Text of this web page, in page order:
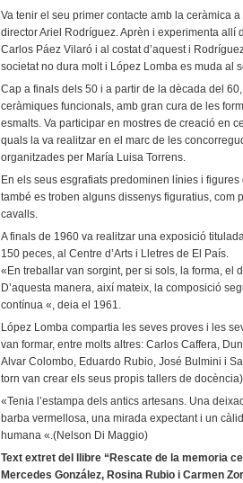
Va tenir el seu primer contacte amb la ceràmica
director Ariel Rodríguez. Aprèn i experimenta allí
Carlos Páez Vilaró i al costat d’aquest i
societat no dura molt i López Lomba es muda al
Cap a finals dels 50 i a partir de la dècada del
ceràmiques funcionals, amb gran cura de les
esmalts. Va participar en mostres de creació en
quals la va realitzar en el marc de les
organitzades per María Luisa Torrens.
En els seus esgrafiats predominen línies i
també es troben alguns dissenys figuratius, com
cavalls.
A finals de 1960 va realitzar una exposició
150 peces, al Centre d’Arts i Lletres de El País.
«En treballar van sorgint, per si sols, la forma, el
D’aquesta manera, així mateix, la composició
contínua «, deia el 1961.
López Lomba compartia les seves proves i les
van formar, entre molts altres: Carlos Caffera,
Alvar Colombo, Eduardo Rubio, José Bulmini i
torn van crear els seus propis tallers de
«Tenia l’estampa dels antics artesans. Una
barba vermellosa, una mirada expectant i un
humana «.(Nelson Di Maggio)
Text extret del llibre “Rescate de la memoria
Mercedes González, Rosina Rubio i Carmen